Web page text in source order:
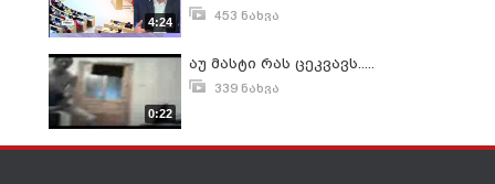
4:24
საგიჟეთი? ტაში რას
453 ნახვა
0:22
აუ მასტი რას ცეკვავს.....
339 ნახვა